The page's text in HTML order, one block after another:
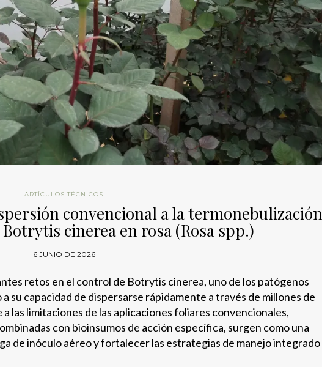
ARTÍCULOS TÉCNICOS
convencional a la termonebulización
cinerea en rosa (Rosa spp.)
6 JUNIO DE 2026
retos en el control de Botrytis cinerea, uno de los patógenos
su capacidad de dispersarse rápidamente a través de millones de
las limitaciones de las aplicaciones foliares convencionales,
con bioinsumos de acción específica, surgen como una
de inóculo aéreo y fortalecer las estrategias de manejo integrado